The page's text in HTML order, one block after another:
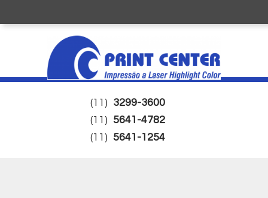
(11) 3299-3600
(11) 5641-4782
(11) 5641-1254